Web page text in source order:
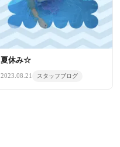
夏休み☆
2023.08.21 スタッフブログ